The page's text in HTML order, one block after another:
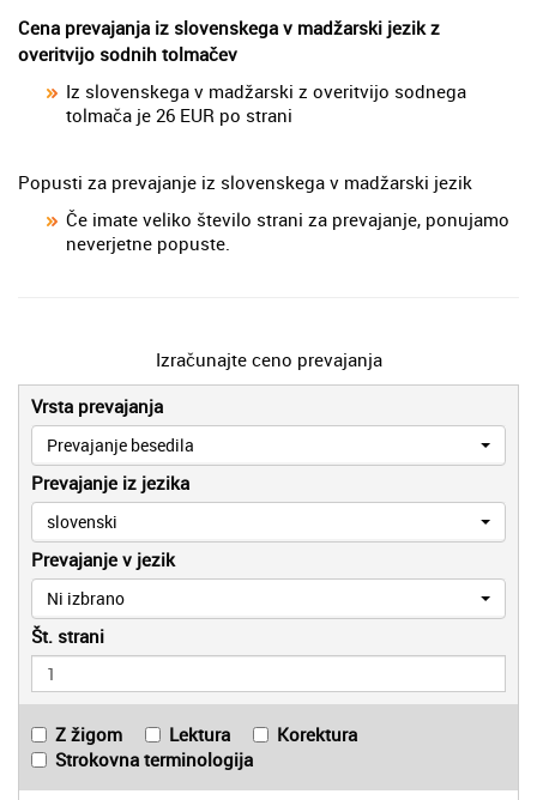
Cena prevajanja iz slovenskega v madžarski jezik z
overitvijo sodnih tolmačev
Iz slovenskega v madžarski z overitvijo sodnega
tolmača je 26 EUR po strani
Popusti za prevajanje iz slovenskega v madžarski jezik
Če imate veliko število strani za prevajanje, ponujamo
neverjetne popuste.
Izračunajte ceno prevajanja
Vrsta prevajanja
Prevajanje besedila
Prevajanje iz jezika
slovenski
Prevajanje v jezik
Ni izbrano
Št. strani
Z žigom Lektura
Korektura
Strokovna terminologija